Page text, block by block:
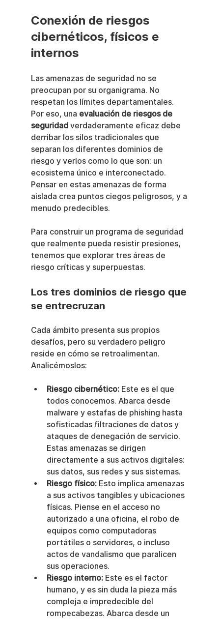
Conexión de riesgos
cibernéticos, físicos e
internos
Las amenazas de seguridad no se
preocupan por su organigrama. No
respetan los límites departamentales.
Por eso, una evaluación de riesgos de
seguridad verdaderamente eficaz debe
derribar los silos tradicionales que
separan los diferentes dominios de
riesgo y verlos como lo que son: un
ecosistema único e interconectado.
Pensar en estas amenazas de forma
aislada crea puntos ciegos peligrosos, y a
menudo predecibles.
Para construir un programa de seguridad
que realmente pueda resistir presiones,
tenemos que explorar tres áreas de
riesgo críticas y superpuestas.
Los tres dominios de riesgo que
se entrecruzan
Cada ámbito presenta sus propios
desafíos, pero su verdadero peligro
reside en cómo se retroalimentan.
Analicémoslos:
Riesgo cibernético: Este es el que
todos conocemos. Abarca desde
malware y estafas de phishing hasta
sofisticadas filtraciones de datos y
ataques de denegación de servicio.
Estas amenazas se dirigen
directamente a sus activos digitales:
sus datos, sus redes y sus sistemas.
Riesgo físico: Esto implica amenazas
a sus activos tangibles y ubicaciones
físicas. Piense en el acceso no
autorizado a una oficina, el robo de
equipos como computadoras
portátiles o servidores, o incluso
actos de vandalismo que paralicen
sus operaciones.
Riesgo interno: Este es el factor
humano, y es sin duda la pieza más
compleja e impredecible del
rompecabezas. Abarca desde un